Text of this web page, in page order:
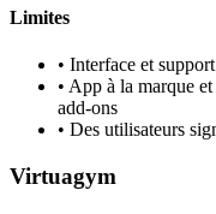
Limites
• Interface et
• App à la marque
add-ons
• Des utilisateurs
Virtuagym